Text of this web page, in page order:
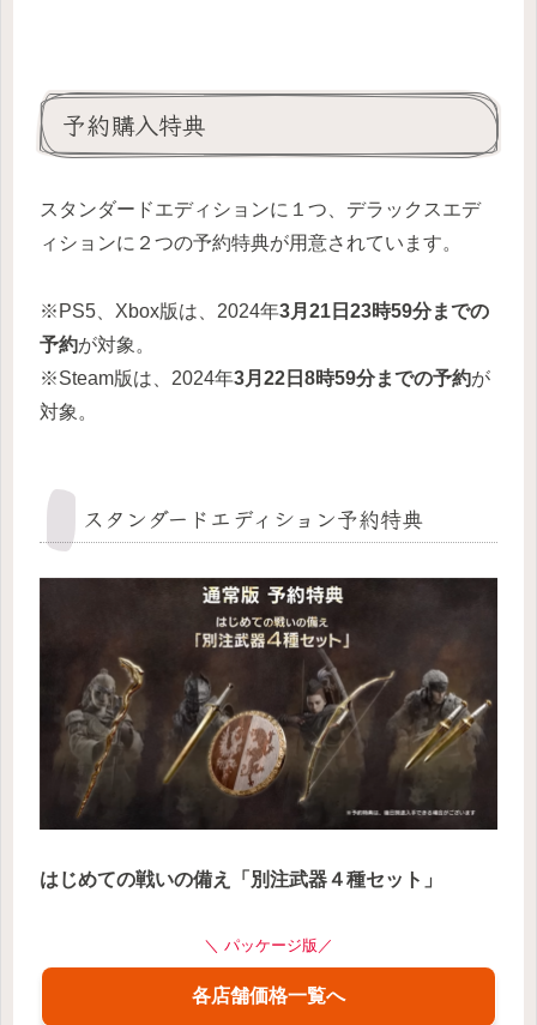
予約購入特典
スタンダードエディションに１つ、デラックスエデ
ィションに２つの予約特典が用意されています。
※PS5、Xbox版は、2024年3月21日23時59分までの
予約が対象。
※Steam版は、2024年3月22日8時59分までの予約が
対象。
スタンダードエディション予約特典
はじめての戦いの備え「別注武器４種セット」
＼ パッケージ版／
各店舗価格一覧へ